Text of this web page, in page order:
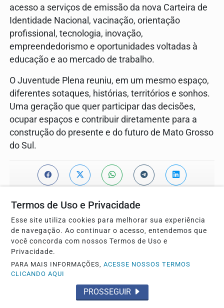
acesso a serviços de emissão da nova Carteira de
Identidade Nacional, vacinação, orientação
profissional, tecnologia, inovação,
empreendedorismo e oportunidades voltadas à
educação e ao mercado de trabalho.
O Juventude Plena reuniu, em um mesmo espaço,
diferentes sotaques, histórias, territórios e sonhos.
Uma geração que quer participar das decisões,
ocupar espaços e contribuir diretamente para a
construção do presente e do futuro de Mato Grosso
do Sul.
Carlos Alberto T. Souza
Lorem Ipsum is simply dummy text of the printing
Termos de Uso e Privacidade
Esse site utiliza cookies para melhorar sua experiência
de navegação. Ao continuar o acesso, entendemos que
você concorda com nossos Termos de Uso e
Privacidade.
PARA MAIS INFORMAÇÕES,ACESSE NOSSOS TERMOS
CLICANDO AQUI
PROSSEGUIR